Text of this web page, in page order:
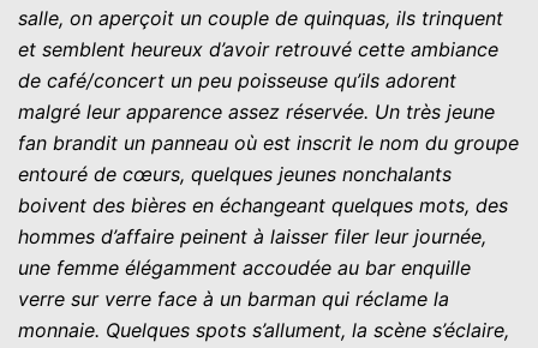
salle, on aperçoit un couple de quinquas, ils trinquent
et semblent heureux d’avoir retrouvé cette ambiance
de café/concert un peu poisseuse qu’ils adorent
malgré leur apparence assez réservée. Un très jeune
fan brandit un panneau où est inscrit le nom du groupe
entouré de cœurs, quelques jeunes nonchalants
boivent des bières en échangeant quelques mots, des
hommes d’affaire peinent à laisser filer leur journée,
une femme élégamment accoudée au bar enquille
verre sur verre face à un barman qui réclame la
monnaie. Quelques spots s’allument, la scène s’éclaire,